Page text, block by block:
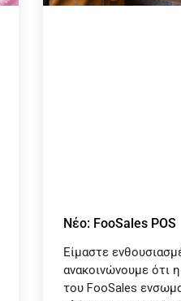
Νέο: FooSales POS
Είμαστε
ανακοινώνουμε ότι
του FooSales